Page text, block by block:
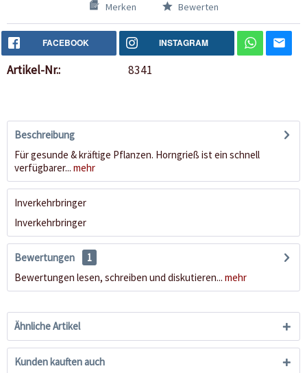
Merken Bewerten
FACEBOOK INSTAGRAM
Artikel-Nr.: 8341
Beschreibung
Für gesunde & kräftige Pflanzen. Horngrieß ist ein schnell
verfügbarer... mehr
Inverkehrbringer
Inverkehrbringer
Bewertungen
1
Bewertungen lesen, schreiben und diskutieren... mehr
Ähnliche Artikel
Kunden kauften auch